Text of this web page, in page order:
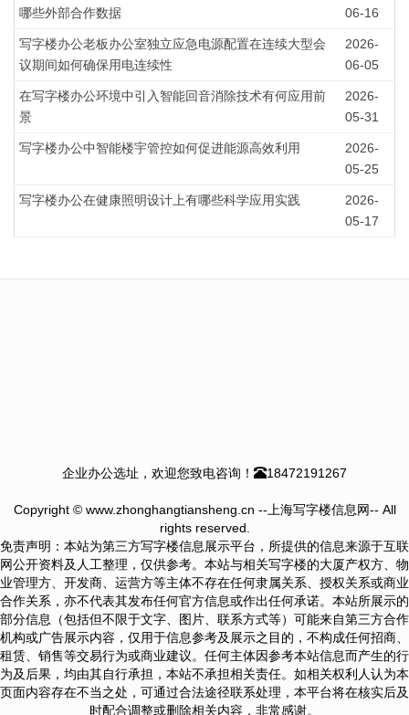
哪些外部合作数据
06-16
写字楼办公老板办公室独立应急电源配置在连续大型会
议期间如何确保用电连续性
2026-
06-05
在写字楼办公环境中引入智能回音消除技术有何应用前
景
2026-
05-31
写字楼办公中智能楼宇管控如何促进能源高效利用
2026-
05-25
写字楼办公在健康照明设计上有哪些科学应用实践
2026-
05-17
企业办公选址，欢迎您致电咨询！ 18472191267
Copyright © www.zhonghangtiansheng.cn --上海写字楼信息网-- All
rights reserved.
免责声明：本站为第三方写字楼信息展示平台，所提供的信息来源于互联
网公开资料及人工整理，仅供参考。本站与相关写字楼的大厦产权方、物
业管理方、开发商、运营方等主体不存在任何隶属关系、授权关系或商业
合作关系，亦不代表其发布任何官方信息或作出任何承诺。本站所展示的
部分信息（包括但不限于文字、图片、联系方式等）可能来自第三方合作
机构或广告展示内容，仅用于信息参考及展示之目的，不构成任何招商、
租赁、销售等交易行为或商业建议。任何主体因参考本站信息而产生的行
为及后果，均由其自行承担，本站不承担相关责任。如相关权利人认为本
页面内容存在不当之处，可通过合法途径联系处理，本平台将在核实后及
时配合调整或删除相关内容，非常感谢。